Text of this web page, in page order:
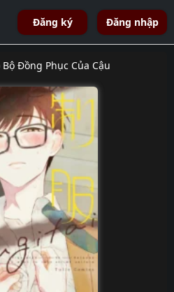
Đăng ký Đăng nhập
Đồng Phục Của Cậu